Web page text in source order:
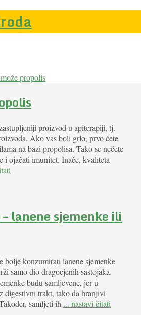
proizvod u apiterapiji, tj.
Ako vas boli grlo, prvo ćete
na bazi propolisa. Tako se nećete
i ojačati imunitet. Inače, kvaliteta
lanene sjemenke ili
konzumirati lanene sjemenke
samo dio dragocjenih sastojaka.
budu samljevene, jer u
digestivni trakt, tako da hranjivi
samljeti ih ... nastavi čitati